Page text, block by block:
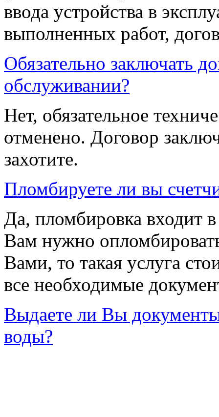
ввода устройства в
выполненных работ,
Обязательно заключать
обслуживании?
Нет, обязательное
отменено. Договор
захотите.
Пломбируете ли вы
Да, пломбировка входит
Вам нужно
Вами, то такая услуга
все необходимые
Выдаете ли Вы
воды?